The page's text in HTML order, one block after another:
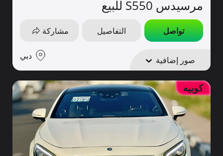
مرسيدس S550 للبيع
تواصل التفاصيل مشاركة
صور إضافية دبي
كوبيه